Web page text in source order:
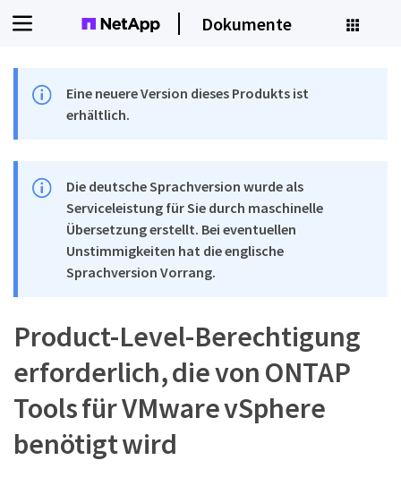
Dokumente
Eine neuere Version dieses Produkts ist
erhältlich.
Die deutsche Sprachversion wurde als
Serviceleistung für Sie durch maschinelle
Übersetzung erstellt. Bei eventuellen
Unstimmigkeiten hat die englische
Sprachversion Vorrang.
Product-Level-Berechtigung
erforderlich, die von ONTAP
Tools für VMware vSphere
benötigt wird